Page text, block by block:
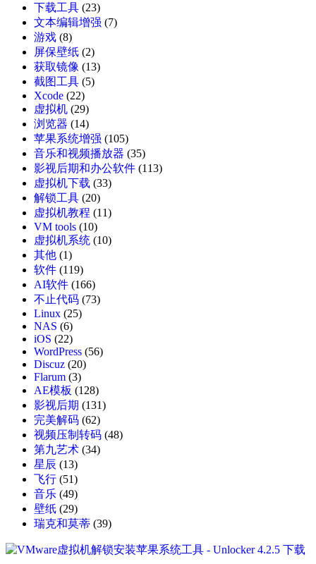
下载工具 (23)
文本编辑增强 (7)
游戏 (8)
屏保壁纸 (2)
获取镜像 (13)
截图工具 (5)
Xcode (22)
虚拟机 (29)
浏览器 (14)
苹果系统增强 (105)
音乐和视频播放器 (35)
影视后期和办公软件 (113)
虚拟机下载 (33)
解锁工具 (20)
虚拟机教程 (11)
VM tools (10)
虚拟机系统 (10)
其他 (1)
软件 (119)
AI软件 (166)
不止代码 (73)
Linux (25)
NAS (6)
iOS (22)
WordPress (56)
Discuz (20)
Flarum (3)
AE模板 (128)
影视后期 (131)
完美解码 (62)
视频压制转码 (48)
第九艺术 (34)
星辰 (13)
飞行 (51)
音乐 (49)
壁纸 (29)
瑞克和莫蒂 (39)